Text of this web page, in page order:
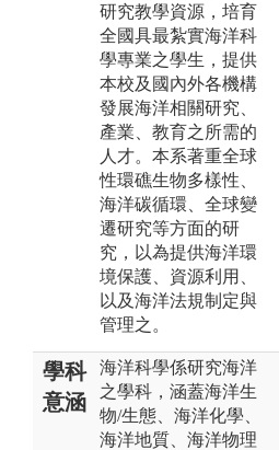
研究教學資源，培育
全國具最紮實海洋科
學專業之學生，提供
本校及國內外各機構
發展海洋相關研究、
產業、教育之所需的
人才。本系著重全球
性環礁生物多樣性、
海洋碳循環、全球變
遷研究等方面的研
究，以為提供海洋環
境保護、資源利用、
以及海洋法規制定與
管理之。
學科
意涵
海洋科學係研究海洋
之學科，涵蓋海洋生
物/生態、海洋化學、
海洋地質、海洋物理